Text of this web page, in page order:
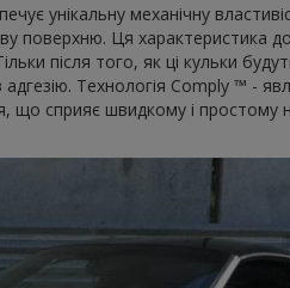
унікальну механічну
поверхню. Ця характеристика
після того, як ці кульки
Технологія Comply ™ -
що сприяє швидкому і простому